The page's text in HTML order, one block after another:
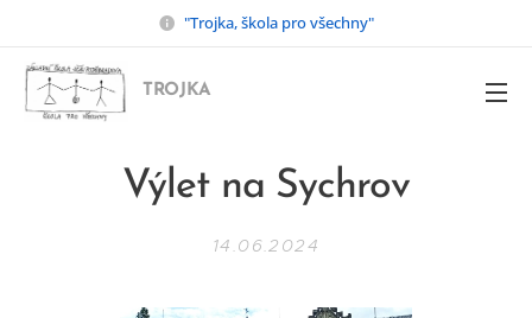
"Trojka, škola pro všechny"
TROJKA
Výlet na Sychrov
14.06.2024